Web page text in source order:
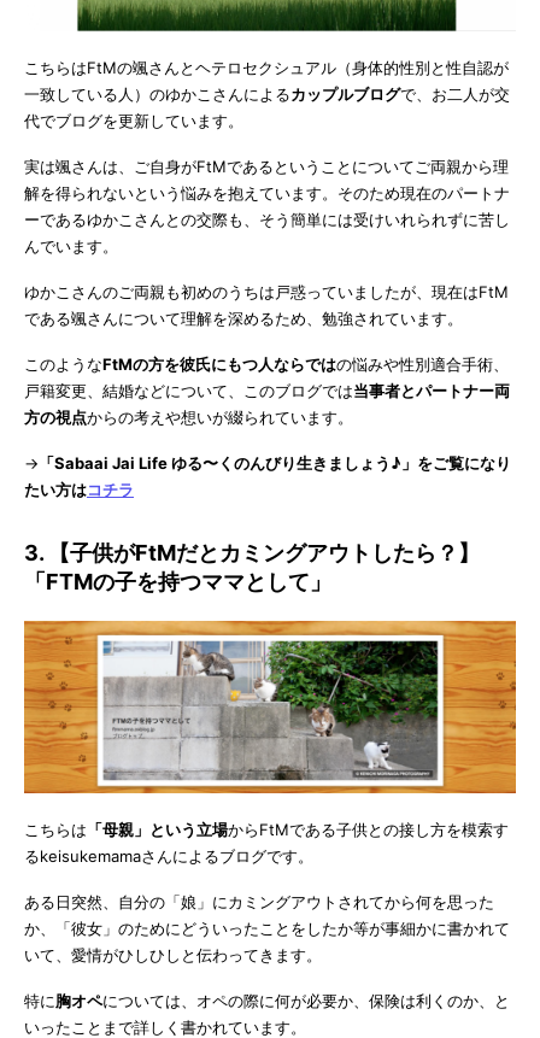
こちらはFtMの颯さんとヘテロセクシュアル（身体的性別と性自認が
一致している人）のゆかこさんによるカップルブログで、お二人が交
代でブログを更新しています。
実は颯さんは、ご自身がFtMであるということについてご両親から理
解を得られないという悩みを抱えています。そのため現在のパートナ
ーであるゆかこさんとの交際も、そう簡単には受けいれられずに苦し
んでいます。
ゆかこさんのご両親も初めのうちは戸惑っていましたが、現在はFtM
である颯さんについて理解を深めるため、勉強されています。
このようなFtMの方を彼氏にもつ人ならではの悩みや性別適合手術、
戸籍変更、結婚などについて、このブログでは当事者とパートナー両
方の視点からの考えや想いが綴られています。
→ 「Sabaai Jai Life ゆる〜くのんびり生きましょう♪」をご覧になり
たい方はコチラ
3. 【子供がFtMだとカミングアウトしたら？】
「FTMの子を持つママとして」
こちらは 「母親」という立場からFtMである子供との接し方を模索す
るkeisukemamaさんによるブログです。
ある日突然、自分の「娘」にカミングアウトされてから何を思った
か、「彼女」のためにどういったことをしたか等が事細かに書かれて
いて、愛情がひしひしと伝わってきます。
特に胸オペについては、オペの際に何が必要か、保険は利くのか、と
いったことまで詳しく書かれています。